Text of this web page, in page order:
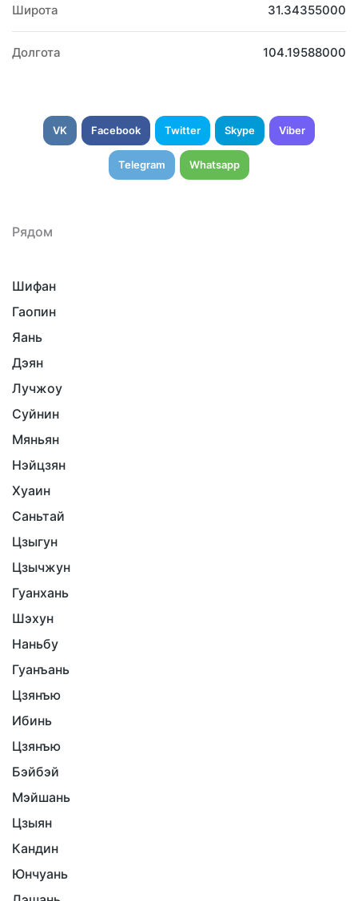
Широта 31.34355000
Долгота 104.19588000
VK Facebook Twitter Skype Viber
Telegram Whatsapp
Рядом
Шифан
Гаопин
Яань
Дэян
Лучжоу
Суйнин
Мяньян
Нэйцзян
Хуаин
Саньтай
Цзыгун
Цзычжун
Гуанхань
Шэхун
Наньбу
Гуанъань
Цзянъю
Ибинь
Цзянъю
Бэйбэй
Мэйшань
Цзыян
Кандин
Юнчуань